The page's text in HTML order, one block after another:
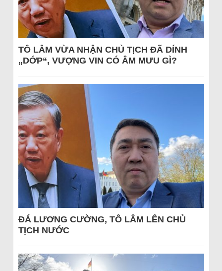
TÔ LÂM VỪA NHẬN CHỦ TỊCH ĐÃ DÍNH
„DỚP“, VƯỢNG VIN CÓ ÂM MƯU GÌ?
ĐÁ LƯƠNG CƯỜNG, TÔ LÂM LÊN CHỦ
TỊCH NƯỚC